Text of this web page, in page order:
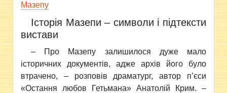
Мазепу
Історія Мазепи – символи і підтексти
вистави
– Про Мазепу залишилося дуже мало
історичних документів, адже архів його було
втрачено, – розповів драматург, автор п’єси
«Остання любов Гетьмана» Анатолій Крим. –